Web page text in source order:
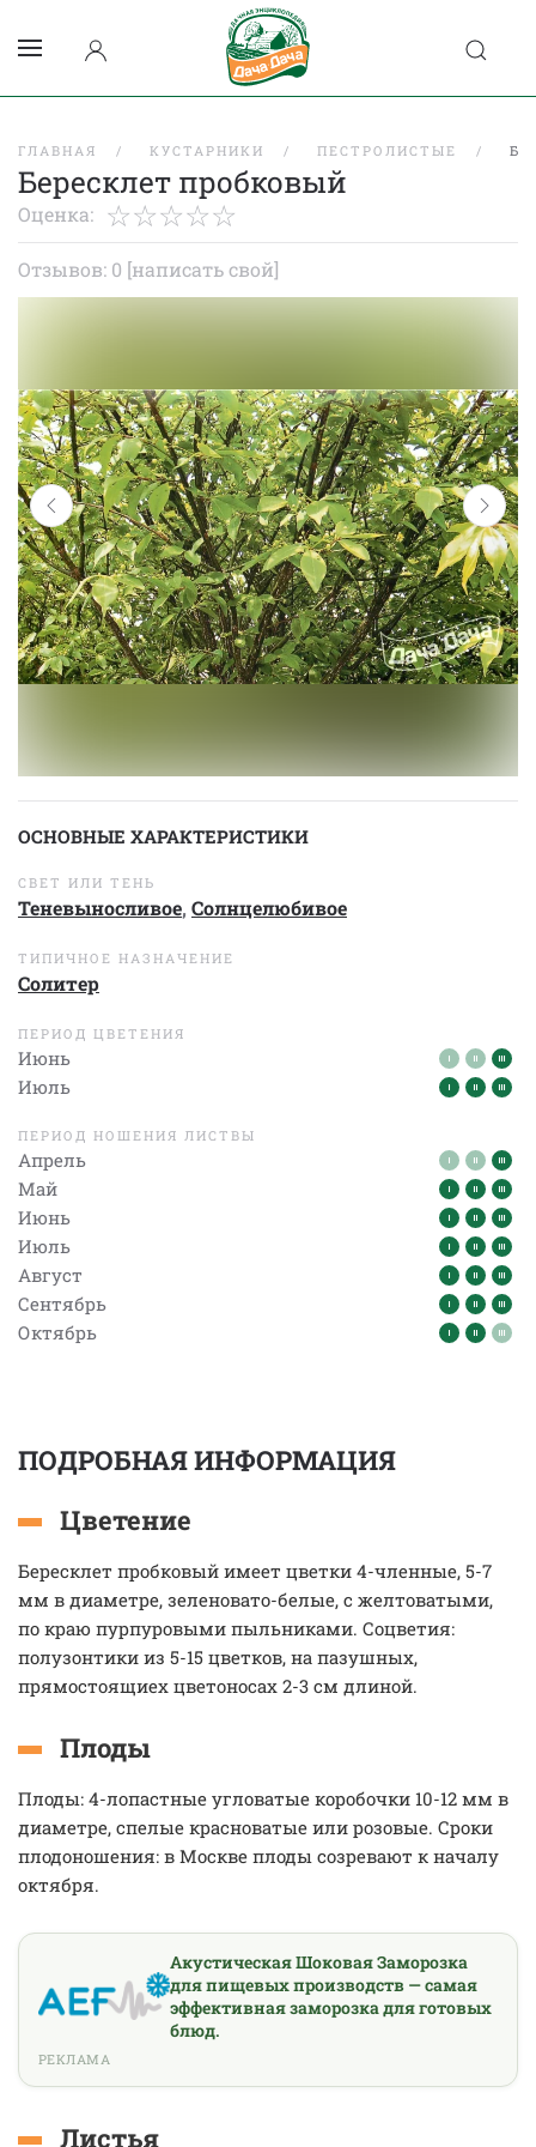
ГЛАВНАЯ КУСТАРНИКИ ПЕСТРОЛИСТЫЕ
Бересклет пробковый
Оценка:
Отзывов: 0 [написать свой]
ОСНОВНЫЕ ХАРАКТЕРИСТИКИ
СВЕТ ИЛИ ТЕНЬ
Теневыносливое, Солнцелюбивое
ТИПИЧНОЕ НАЗНАЧЕНИЕ
Солитер
ПЕРИОД ЦВЕТЕНИЯ
Июнь
Июль
ПЕРИОД НОШЕНИЯ ЛИСТВЫ
Апрель
Май
Июнь
Июль
Август
Сентябрь
Октябрь
ПОДРОБНАЯ ИНФОРМАЦИЯ
Цветение
Бересклет пробковый имеет цветки 4-членные, 5-7
мм в диаметре, зеленовато-белые, с желтоватыми,
по краю пурпуровыми пыльниками. Соцветия:
полузонтики из 5-15 цветков, на пазушных,
прямостоящиех цветоносах 2-3 см длиной.
Плоды
Плоды: 4-лопастные угловатые коробочки 10-12 мм в
диаметре, спелые красноватые или розовые. Сроки
плодоношения: в Москве плоды созревают к началу
октября.
Акустическая Шоковая Заморозка
для пищевых производств — самая
эффективная заморозка для готовых
блюд.
РЕКЛАМА
Листья